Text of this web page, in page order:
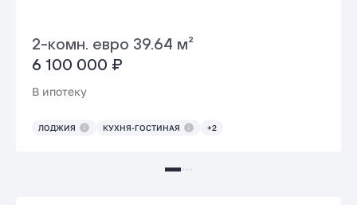
2-комн. евро 39.64 м²
6 100 000 ₽
В ипотеку
ЛОДЖИЯ КУХНЯ-ГОСТИНАЯ +2